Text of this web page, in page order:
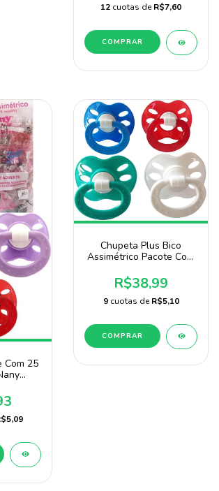
12 cuotas deR$7,60
COMPRAR
Com 25
Chupeta Plus Bico
Assimétrico Pacote Com
Menino 4 Cores
R$38,99
9 cuotas deR$5,10
COMPRAR